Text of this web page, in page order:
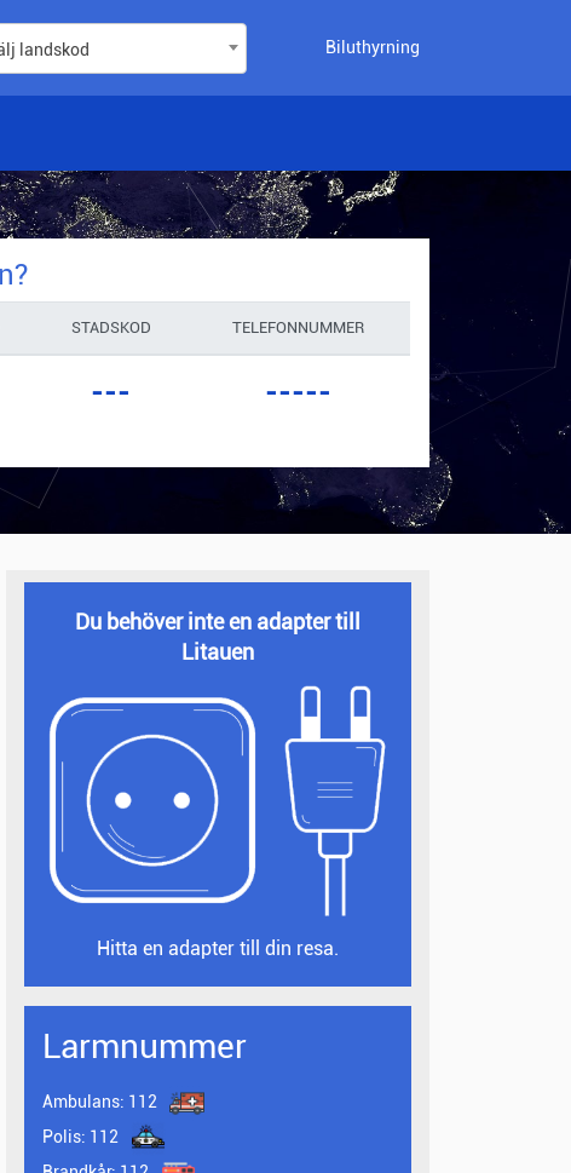
landskod Biluthyrning
?
STADSKOD TELEFONNUMMER
--- -----
Du behöver inte en adapter till
Litauen
Hitta en adapter till din resa.
Larmnummer
Ambulans: 112
Polis: 112